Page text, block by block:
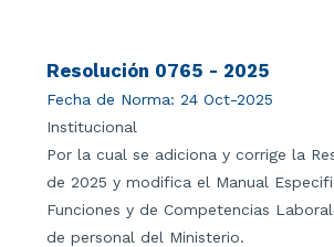
Resolución 0765 - 2025
Fecha de Norma: 24 Oct-2025
Institucional
Por la cual se adiciona y corrige la
de 2025 y modifica el Manual
Funciones y de Competencias
de personal del Ministerio.